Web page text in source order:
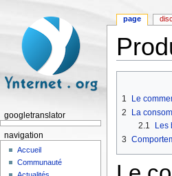
1
Le
2
La
2.1
Les
3
page
googletranslator
navigation
Accueil
Communauté